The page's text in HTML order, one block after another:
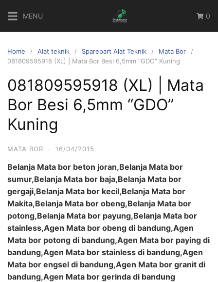
content
MENU 0
Home Alat teknik Sparepart Alat Teknik
Mata Bor
081809595918 (XL) | Mata Bor Besi 6,5mm “GDO” Kuning
081809595918 (XL) | Mata
Bor Besi 6,5mm “GDO”
Kuning
MATA BOR · 16/04/2015
Belanja Mata bor beton joran,Belanja Mata bor
sumur,Belanja Mata bor baja,Belanja Mata bor
gergaji,Belanja Mata bor kecil,Belanja Mata bor
Makita,Belanja Mata bor obeng,Belanja Mata bor
potong,Belanja Mata bor payung,Belanja Mata bor
stainless,Agen Mata bor obeng di bandung,Agen
Mata bor potong di bandung,Agen Mata bor paying di
bandung,Agen Mata bor stainless di bandung,Agen
Mata bor engsel di bandung,Agen Mata bor granit di
bandung,Agen Mata bor gerinda di bandung